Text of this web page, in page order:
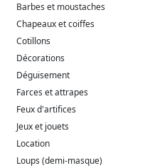
Barbes et moustaches
Chapeaux et coiffes
Cotillons
Décorations
Déguisement
Farces et attrapes
Feux d'artifices
Jeux et jouets
Location
Loups (demi-masque)